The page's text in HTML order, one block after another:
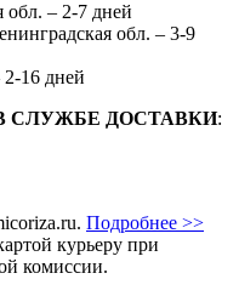
обл. – 2-7 дней
обл. – 3-9
16 дней
СЛУЖБЕ ДОСТАВКИ:
Подробнее >>
курьеру при
комиссии.